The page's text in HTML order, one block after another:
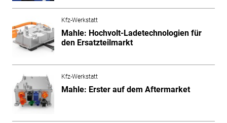
Kfz-Werkstatt
Mahle: Hochvolt-Ladetechnologien für
den Ersatzteilmarkt
Kfz-Werkstatt
Mahle: Erster auf dem Aftermarket